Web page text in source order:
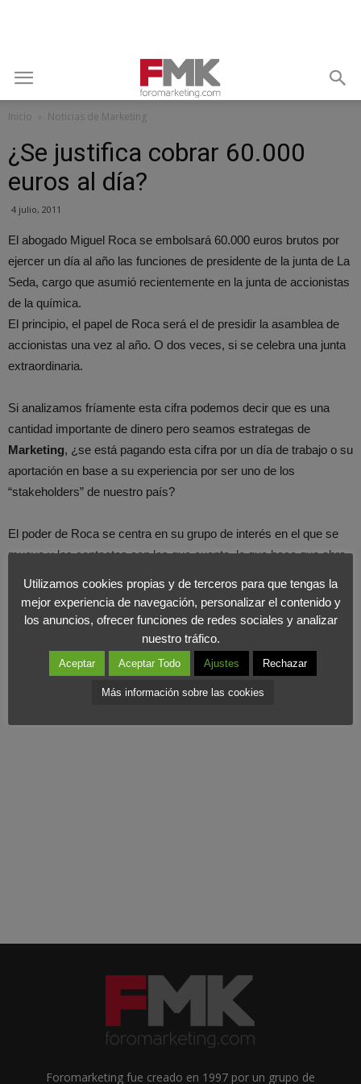
Inicio Noticias de Marketing
¿Se justifica cobrar 60.000
euros al día?
4 julio, 2011
El abogado Miguel Roca se embolsará 60.000 euros brutos por
ejercer un día al año las funciones de presidente de la junta de La
Seda, cargo que asumió recientemente en la junta de accionistas
de la química.
El principio, el papel de Roca será el de presidir la asamblea de
accionistas una vez al año. O dos veces, si se celebra una junta
extraordinaria.
Si analizamos fríamente esta cifra podemos decir que es una
cantidad importante de dinero pero seamos estrategas de
Marketing, ¿se está pagando esta cifra por un día de trabajo o su
aportación en base a su experiencia por ser uno de los
“stakeholders” de nuestro país?
El poder de Roca se centra en su grupo de interés en el que se
mueve y los contactos con los que cuenta, lo que hace que abra
DesdeForomarketingos recomendamos a aquellos que no
conozcáis el significado de stakeholder que lo busquéis en
nuestro diccionario.
Foromarketing fue creado en 1997 por un grupo de
Utilizamos cookies propias y de terceros para que tengas la
mejor experiencia de navegación, personalizar el contenido y
los anuncios, ofrecer funciones de redes sociales y analizar
nuestro tráfico.
Aceptar Aceptar Todo Ajustes Rechazar
Más información sobre las cookies